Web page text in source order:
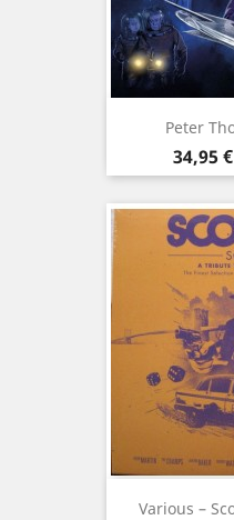
Peter
Preis
34,95 €
Various –